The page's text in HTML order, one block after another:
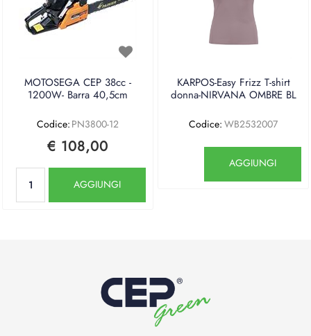
MOTOSEGA CEP 38cc -
1200W- Barra 40,5cm
Codice: PN3800-12
€ 108,00
AGGIUNGI
KARPOS-Easy Frizz T-shirt
donna-NIRVANA OMBRE BL
Codice: WB2532007
AGGIUNGI